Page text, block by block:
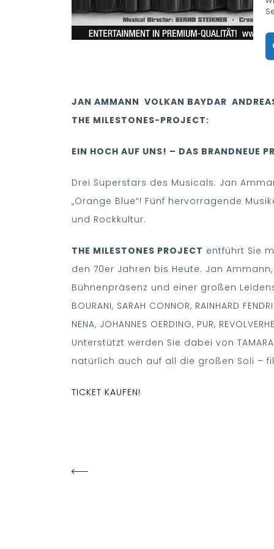
JAN AMMANN VOLKAN BAYDAR
THE MILESTONES-PROJECT:
EIN HOCH AUF UNS! – DAS BRANDNEUE
Drei Superstars des Musicals: Jan
„Orange Blue“! Fünf hervorragende
und Rockkultur.
THE MILESTONES PROJECT entführt Sie
den 70er Jahren bis Heute. Jan
Bühnenpräsenz und einer großen
BOURANI, SARAH CONNOR, RAINHARD
NENA, JOHANNES OERDING, PUR,
Unterstützt werden Sie dabei von
natürlich auch auf all die großen Soli –
TICKET KAUFEN!